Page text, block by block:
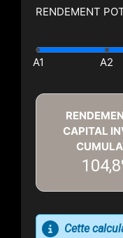
RENDEMENT
CAPITAL
Cette